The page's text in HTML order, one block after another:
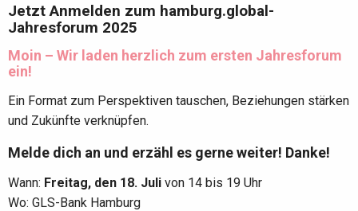
Jetzt Anmelden zum hamburg.global-
Jahresforum 2025
Moin – Wir laden herzlich zum ersten Jahresforum
ein!
Ein Format zum Perspektiven tauschen, Beziehungen stärken
und Zukünfte verknüpfen.
Melde dich an und erzähl es gerne weiter! Danke!
Wann: Freitag, den 18. Juli von 14 bis 19 Uhr
Wo: GLS-Bank Hamburg